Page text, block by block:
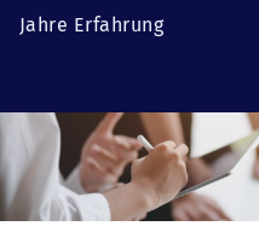
Jahre Erfahrung